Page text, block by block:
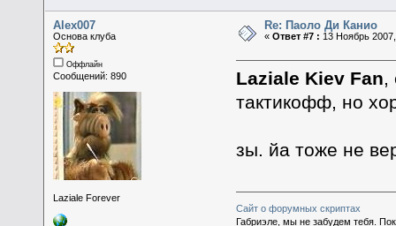
Alex007
Основа клуба
Оффлайн
Сообщений: 890
Laziale Forever
Re: Паоло Ди Канио
«Ответ #7 : 13 Ноябрь
Laziale Kiev Fan,
тактикофф, но
зы. йа тоже не
Сайт о форумных скриптах
Габриэле, мы не забудем тебя.